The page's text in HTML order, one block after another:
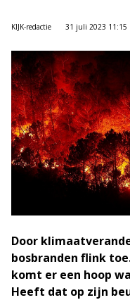
KIJK-redactie 31 juli 2023 11:15
Door
bosbranden flink
komt er een hoop
Heeft dat op zijn